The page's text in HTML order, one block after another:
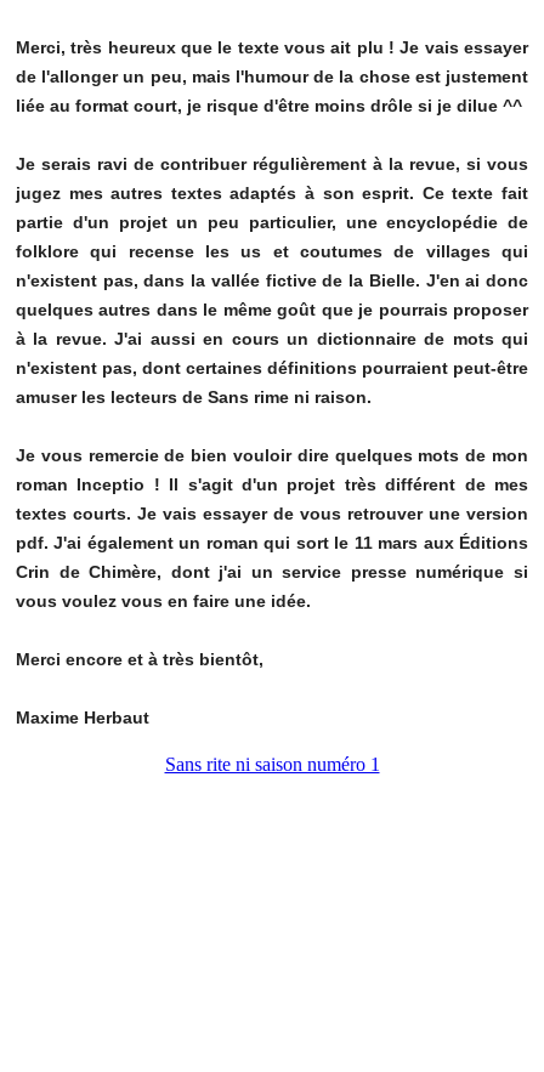
Merci, très heureux que le texte vous ait plu ! Je vais essayer
de l'allonger un peu, mais l'humour de la chose est justement
liée au format court, je risque d'être moins drôle si je dilue ^^
Je serais ravi de contribuer régulièrement à la revue, si vous
jugez mes autres textes adaptés à son esprit. Ce texte fait
partie d'un projet un peu particulier, une encyclopédie de
folklore qui recense les us et coutumes de villages qui
n'existent pas, dans la vallée fictive de la Bielle. J'en ai donc
quelques autres dans le même goût que je pourrais proposer
à la revue. J'ai aussi en cours un dictionnaire de mots qui
n'existent pas, dont certaines définitions pourraient peut-être
amuser les lecteurs de Sans rime ni raison.
Je vous remercie de bien vouloir dire quelques mots de mon
roman Inceptio ! Il s'agit d'un projet très différent de mes
textes courts. Je vais essayer de vous retrouver une version
pdf. J'ai également un roman qui sort le 11 mars aux Éditions
Crin de Chimère, dont j'ai un service presse numérique si
vous voulez vous en faire une idée.
Merci encore et à très bientôt,
Maxime Herbaut